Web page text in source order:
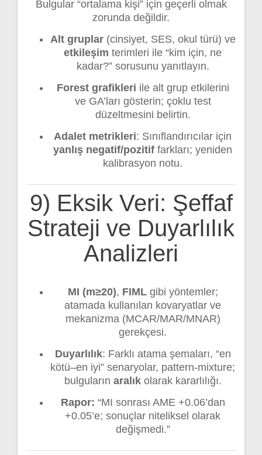
Bulgular “ortalama kişi” için geçerli olmak
zorunda değildir.
Alt gruplar(cinsiyet, SES, okul türü) ve
etkileşim terimleri ile “kim için, ne
kadar?” sorusunu yanıtlayın.
Forest grafikleri ile alt grup etkilerini
ve GA’ları gösterin; çoklu test
düzeltmesini belirtin.
Adalet metrikleri: Sınıflandırıcılar için
yanlış negatif/pozitif farkları; yeniden
kalibrasyon notu.
9) Eksik Veri: Şeffaf
Strateji ve Duyarlılık
Analizleri
MI (m≥20), FIMLgibi yöntemler;
atamada kullanılan kovaryatlar ve
mekanizma (MCAR/MAR/MNAR)
gerekçesi.
Duyarlılık: Farklı atama şemaları, “en
kötü–en iyi” senaryolar, pattern-mixture;
bulguların aralıkolarak kararlılığı.
Rapor: “MI sonrası AME +0.06’dan
+0.05’e; sonuçlar niteliksel olarak
değişmedi.”